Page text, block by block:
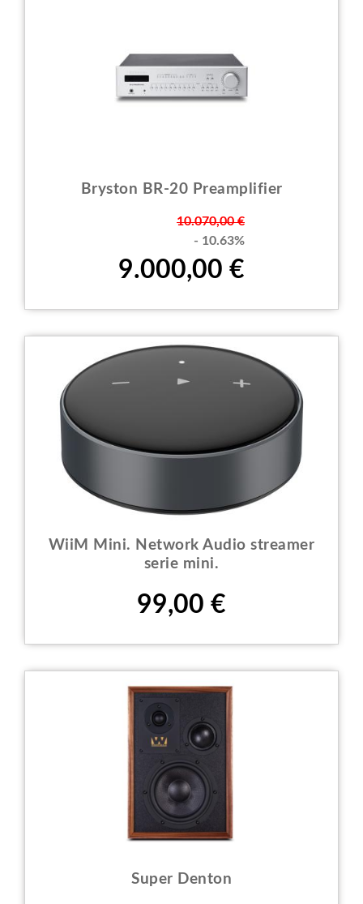
Bryston BR-20 Preamplifier
10.070,00 €
- 10.63%
9.000,00 €
WiiM Mini. Network Audio streamer
serie mini.
Prezzo
99,00 €
Super Denton